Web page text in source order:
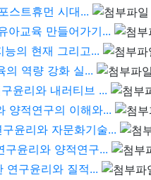
스트휴먼 시대...
교육 만들어가기...
의 현재 그리고...
역량 강화 실...
윤리와 내러티브 ...
양적연구의 이해와...
윤리와 자문화기술...
윤리와 양적연구...
연구윤리와 질적...